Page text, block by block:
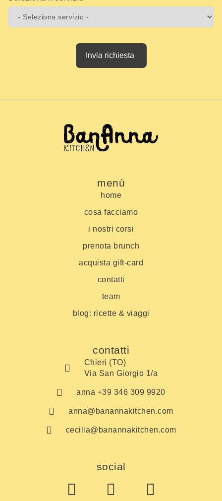
Invia richiesta
menù
home
cosa facciamo
i nostri corsi
prenota brunch
acquista gift-card
contatti
team
blog: ricette & viaggi
contatti
Chieri (TO)
Via San Giorgio 1/a
anna +39 346 309 9920
anna@banannakitchen.com
cecilia@banannakitchen.com
social